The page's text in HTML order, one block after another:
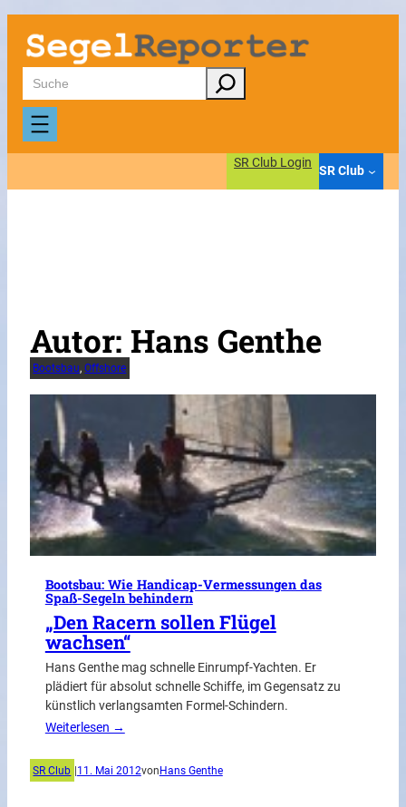
Zum
Inhalt
springen
Suchen
SR Club Login
SR Club
Autor: Hans Genthe
Bootsbau, Offshore
Bootsbau: Wie Handicap-Vermessungen das
Spaß-Segeln behindern
„Den Racern sollen Flügel
wachsen“
Hans Genthe mag schnelle Einrumpf-Yachten. Er
plädiert für absolut schnelle Schiffe, im Gegensatz zu
künstlich verlangsamten Formel-Schindern.
Weiterlesen →
SR Club |11. Mai 2012vonHans Genthe